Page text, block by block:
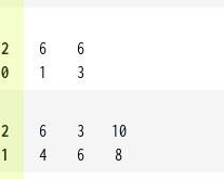
2
0
6
1
6
3
2
1
6
4
3
6
10
8